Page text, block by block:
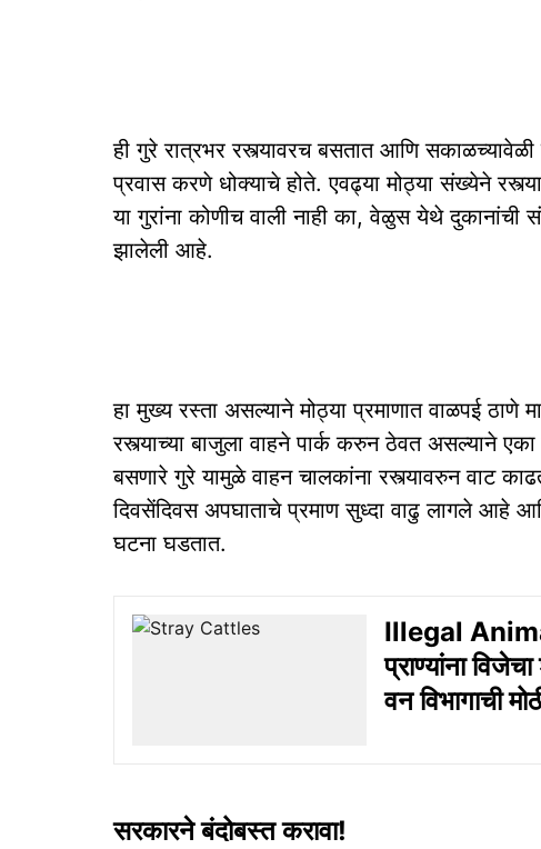
ही गुरे रात्रभर रस्त्यावरच बसतात आणि
प्रवास करणे धोक्याचे होते. एवढ्या मोठ्या संख्येने
या गुरांना कोणीच वाली नाही का, वेळुस येथे
झालेली आहे.
हा मुख्य रस्ता असल्याने मोठ्या प्रमाणात वाळपई ठाणे
रस्त्याच्या बाजुला वाहने पार्क करुन ठेवत असल्याने
बसणारे गुरे यामुळे वाहन चालकांना रस्त्यावरुन वाट
दिवसेंदिवस अपघाताचे प्रमाण सुध्दा वाढु लागले आहे
घटना घडतात.
Illegal
प्राण्यांना
वन विभागाची
सरकारने बंदोबस्त करावा!